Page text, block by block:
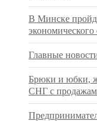
В Минске
экономического
Главные
Брюки и юбки,
СНГ с